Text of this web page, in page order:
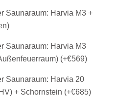
Saunaraum: Harvia M3 +
Saunaraum: Harvia M3
(+€569)
Saunaraum: Harvia 20
+ Schornstein (+€685)